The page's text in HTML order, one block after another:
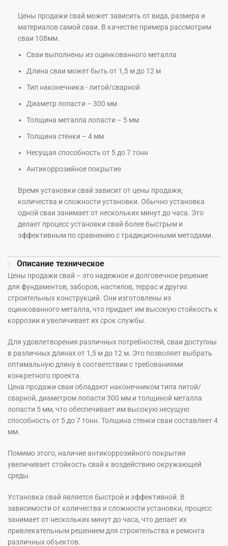
Цены продажи свай может зависить от вида, размера и
материалов самой сваи. В качестве примера рассмотрим
сваи 108мм.
Сваи выполнены из оцинкованного металла
Длина сваи может быть от 1,5 м до 12 м
Тип наконечника - литой/сварной
Диаметр лопасти – 300 мм
Толщина металла лопасти – 5 мм
Толщина стенки – 4 мм
Несущая способность от 5 до 7 тонн
Антикоррозийное покрытие
Время установки свай зависит от цены продажи,
количества и сложности установки. Обычно установка
одной сваи занимает от нескольких минут до часа. Это
делает процесс установки свай более быстрым и
эффективным по сравнению с традиционными методами.
Описание техническое
Цены продажи свай – это надежное и долговечное решение
для фундаментов, заборов, настилов, террас и других
строительных конструкций. Они изготовлены из
оцинкованного металла, что придает им высокую стойкость к
коррозии и увеличивает их срок службы.
Для удовлетворения различных потребностей, сваи доступны
в различных длинах от 1,5 м до 12 м. Это позволяет выбрать
оптимальную длину в соответствии с требованиями
конкретного проекта.
Цена продажи сваи обладают наконечником типа литой/
сварной, диаметром лопасти 300 мм и толщиной металла
лопасти 5 мм, что обеспечивает им высокую несущую
способность от 5 до 7 тонн. Толщина стенки сваи составляет 4
мм.
Помимо этого, наличие антикоррозийного покрытия
увеличивает стойкость свай к воздействию окружающей
среды.
Установка свай является быстрой и эффективной. В
зависимости от количества и сложности установки, процесс
занимает от нескольких минут до часа, что делает их
привлекательным решением для строительства и ремонта
различных объектов.